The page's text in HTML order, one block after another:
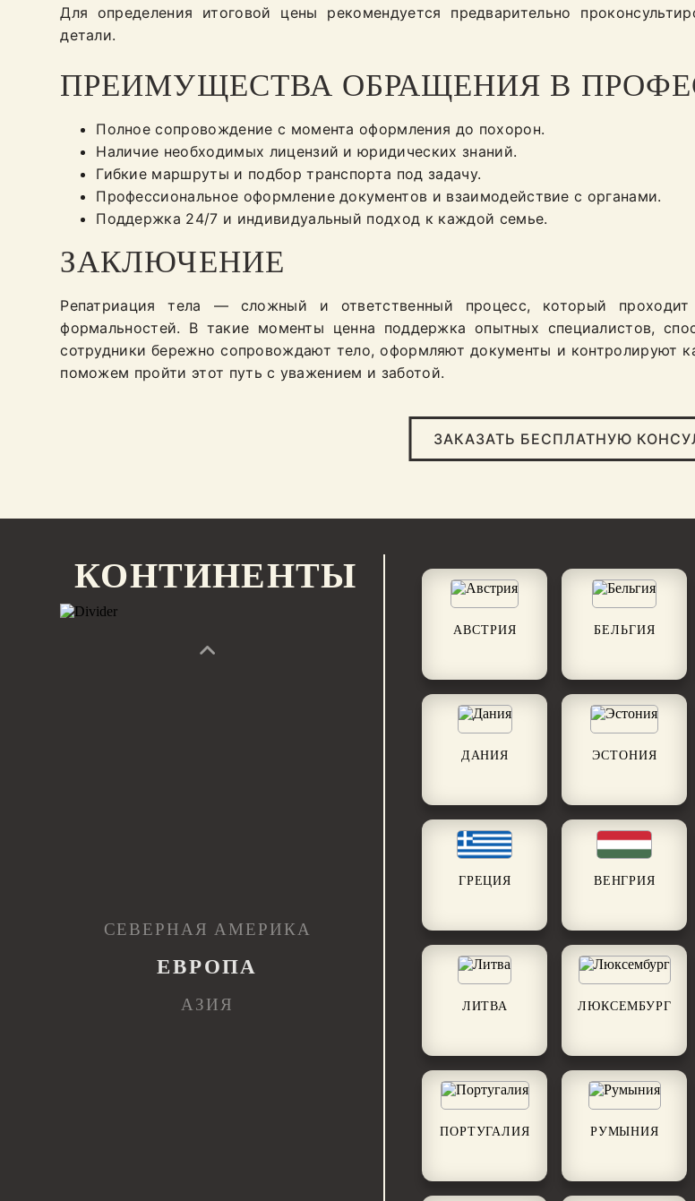
Для определения итоговой цены рекомендуется предварительно
детали.
ПРЕИМУЩЕСТВА ОБРАЩЕНИЯ В
Полное сопровождение с момента оформления до похорон.
Наличие необходимых лицензий и юридических знаний.
Гибкие маршруты и подбор транспорта под задачу.
Профессиональное оформление документов и взаимодействие с органами.
Поддержка 24/7 и индивидуальный подход к каждой семье.
ЗАКЛЮЧЕНИЕ
Репатриация тела — сложный и ответственный процесс, который
формальностей. В такие моменты ценна поддержка опытных специалистов,
сотрудники бережно сопровождают тело, оформляют документы и
поможем пройти этот путь с уважением и заботой.
ЗАКАЗАТЬ БЕСПЛАТНУЮ
КОНТИНЕНТЫ
ЕВРОПА
АЗИЯ
СЕВЕРНАЯ АМЕРИКА
АВСТРИЯ БЕЛЬГИЯ
ДАНИЯ ЭСТОНИЯ
ГРЕЦИЯ ВЕНГРИЯ
ЛИТВА ЛЮКСЕМБУРГ
ПОРТУГАЛИЯ РУМЫНИЯ